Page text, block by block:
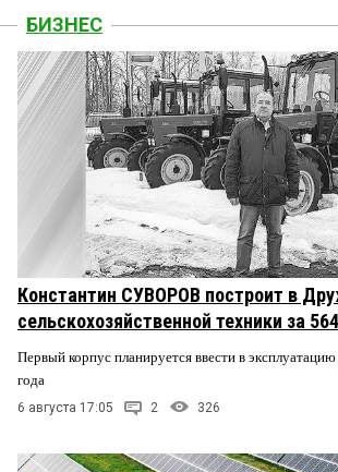
БИЗНЕС
Константин СУВОРОВ построит в
сельскохозяйственной техники за
Первый корпус планируется ввести в
года
6 августа 17:05 2 326